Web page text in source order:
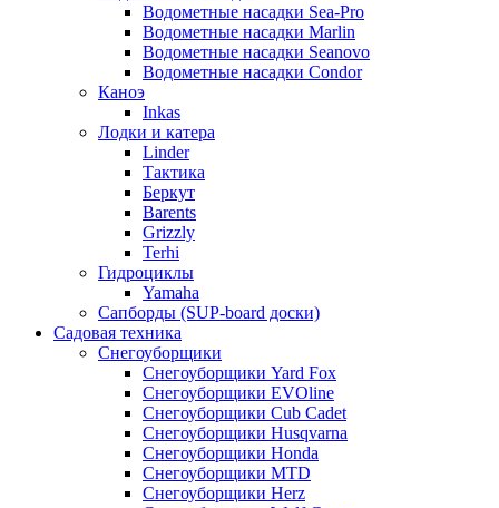
Водометные насадки Sea-Pro
Водометные насадки Marlin
Водометные насадки Seanovo
Водометные насадки Condor
Каноэ
Inkas
Лодки и катера
Linder
Тактика
Беркут
Barents
Grizzly
Terhi
Гидроциклы
Yamaha
Сапборды (SUP-board доски)
Садовая техника
Снегоуборщики
Снегоуборщики Yard Fox
Снегоуборщики EVOline
Снегоуборщики Cub Cadet
Снегоуборщики Husqvarna
Снегоуборщики Honda
Снегоуборщики MTD
Снегоуборщики Herz